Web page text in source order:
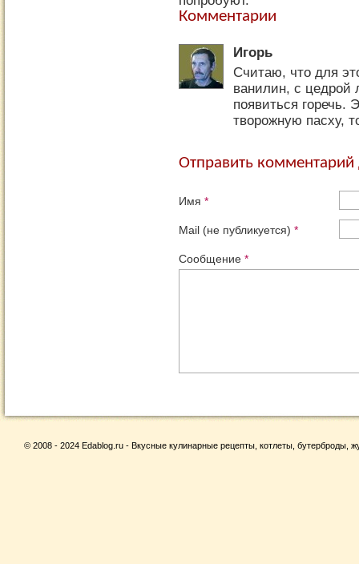
Комментарии
Игорь
Считаю, что для
ванилин, с цедрой
появиться горечь.
творожную пасху,
Отправить
Имя *
Mail (не публикуется) *
Сообщение *
© 2008 - 2024 Edablog.ru - Вкусные кулинарные рецепты, котлеты, бутерброды,